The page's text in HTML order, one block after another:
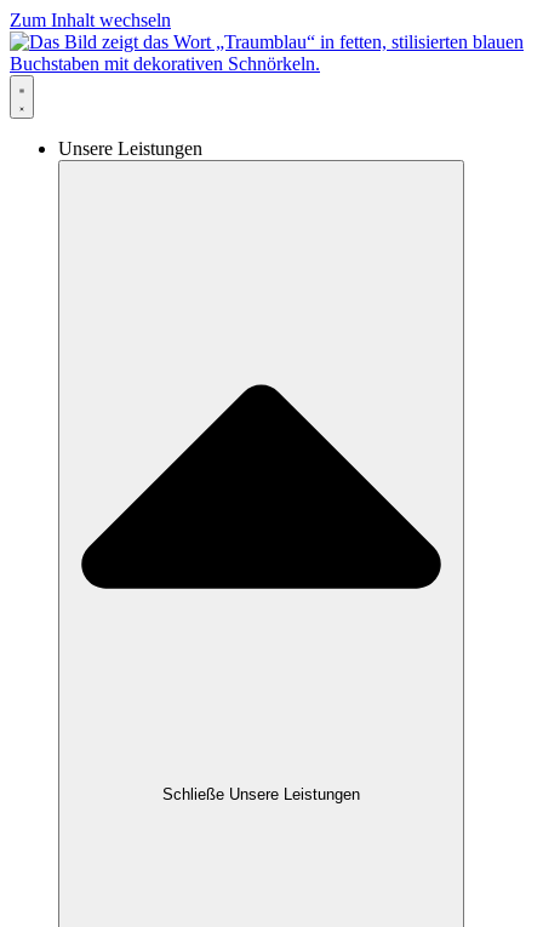
Zum Inhalt wechseln
Unsere Leistungen
Schließe Unsere Leistungen